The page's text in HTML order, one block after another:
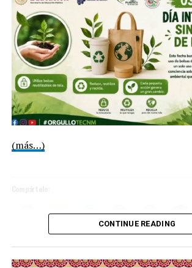
COMPARTE ESTA
(más…)
CONTINUE READING